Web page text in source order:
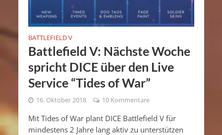
BATTLEFIELD V
Battlefield V: Nächste Woche
spricht DICE über den Live
Service “Tides of War”
16. Oktober 2018 10 Kommentare
Mit Tides of War plant DICE Battlefield V für
mindestens 2 Jahre lang aktiv zu unterstützen